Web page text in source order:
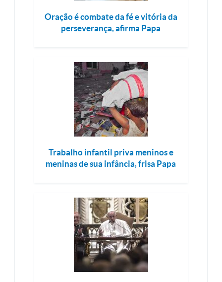
Oração é combate da fé e vitória da
perseverança, afirma Papa
Trabalho infantil priva meninos e
meninas de sua infância, frisa Papa